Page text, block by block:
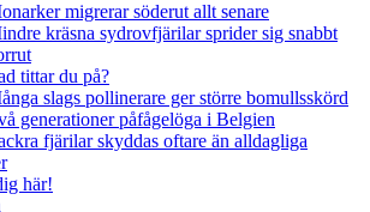
migrerar söderut allt senare
kräsna sydrovfjärilar sprider sig snabbt
tittar du på?
slags pollinerare ger större bomullsskörd
generationer påfågelöga i Belgien
fjärilar skyddas oftare än alldagliga
här!